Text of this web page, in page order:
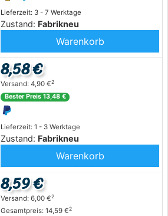
Lieferzeit: 3 - 7 Werktage
Zustand: Fabrikneu
Warenkorb
Lieferzeit: 1 - 3 Werktage
Zustand: Fabrikneu
8,58 €
Versand: 4,90 €2
Bester Preis 13,48 €
Warenkorb
8,59 €
Versand: 6,00 €2
Gesamtpreis: 14,59 €2